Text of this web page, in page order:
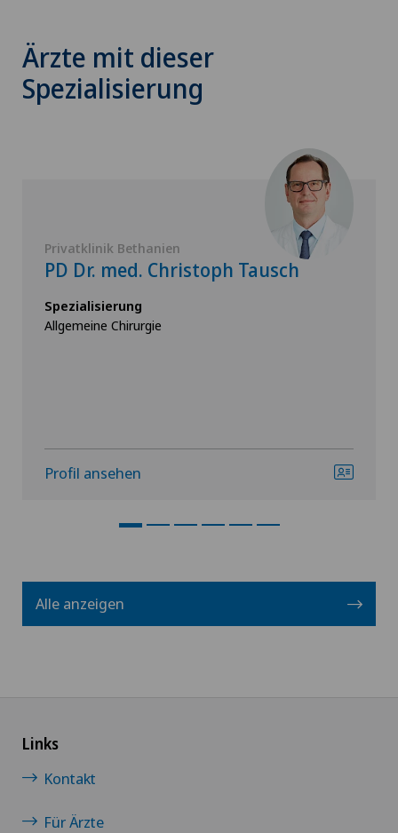
Ärzte mit dieser
Spezialisierung
Privatklinik Bethanien
PD Dr. med. Christoph Tausch
Spezialisierung
Allgemeine Chirurgie
Profil ansehen
Alle anzeigen
Links
Kontakt
Für Ärzte